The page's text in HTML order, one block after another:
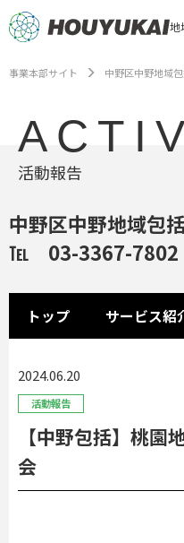
地
事業本部サイト 中野区中野地域
活動報告
中野区中野地域包
℡ 03-3367-7802
トップ サービス紹
2024.06.20
活動報告
【中野包括】桃園
会